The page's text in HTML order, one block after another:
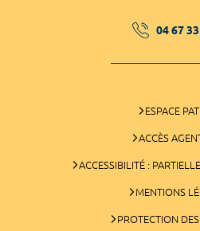
04 67
ESPACE
ACCÈS
ACCESSIBILITÉ :
MENTIONS
PROTECTION